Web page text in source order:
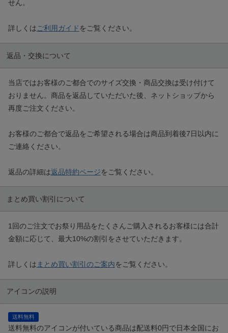
せん。
詳しくはご利用ガイド をご覧ください。
返品・交換について
当店ではお客様のご都合でのサイズ交換・商品交換は受け付けて
おりません。商品を返品していただいた後、ネットショップから
再度ご注文ください。
お客様のご都合で返品をご希望される場合は商品到着後7日以内に
ご連絡ください。
返品の詳細は返品特約ページをご覧ください。
まとめ買い割引について
1回のご注文でお祭り用品をたくさんご購入されるお客様には合計
金額に応じて、最大10%の割引をさせていただきます。
詳しくは まとめ買い割引のご案内をご覧ください。
アイコンの説明
送料無料
送料無料のアイコンが付いている商品は配送料0円で日本全国にお